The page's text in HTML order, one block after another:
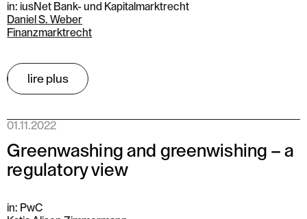
in: iusNet Bank- und Kapitalmarktrecht
Daniel S. Weber
Finanzmarktrecht
lire plus
01.11.2022
Greenwashing and greenwishing – a
regulatory view
in: PwC